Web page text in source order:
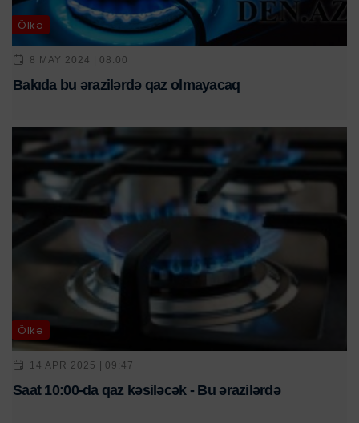
Ölkə
8 MAY 2024 | 08:00
Bakıda bu ərazilərdə qaz olmayacaq
Ölkə
14 APR 2025 | 09:47
Saat 10:00-da qaz kəsiləcək - Bu ərazilərdə